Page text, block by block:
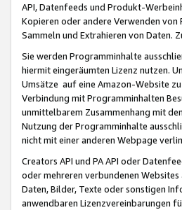
API, Datenfeeds und Produkt-
Kopieren oder andere Verwenden
Sammeln und Extrahieren von Daten.
Sie werden Programminhalte
hiermit eingeräumten Lizenz nutzen.
Umsätze auf eine Amazon-Website
Verbindung mit Programminhalten
unmittelbarem Zusammenhang mit
Nutzung der Programminhalte
nicht mit einer anderen Webpage
Creators API und PA API oder
oder mehreren verbundenen
Daten, Bilder, Texte oder sonstigen
anwendbaren Lizenzvereinbarungen